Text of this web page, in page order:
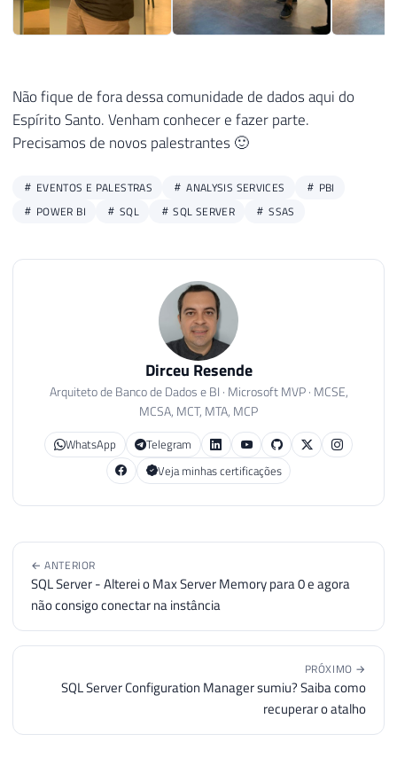
Não fique de fora dessa comunidade de dados aqui do
Espírito Santo. Venham conhecer e fazer parte.
Precisamos de novos palestrantes 🙂
EVENTOS E PALESTRAS ANALYSIS SERVICES
PBI
POWER BI
SQL SQL SERVER SSAS
Dirceu Resende
Arquiteto de Banco de Dados e BI · Microsoft MVP · MCSE,
MCSA, MCT, MTA, MCP
WhatsApp
Telegram
Veja minhas certificações
← ANTERIOR
SQL Server - Alterei o Max Server Memory para 0 e agora
não consigo conectar na instância
PRÓXIMO →
SQL Server Configuration Manager sumiu? Saiba como
recuperar o atalho